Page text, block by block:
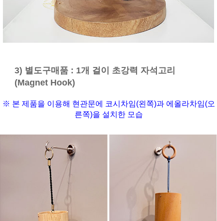
3) 별도구매품 : 1개 걸이 초강력 자석고리
(Magnet Hook)
※ 본 제품을 이용해 현관문에 코시차임(왼쪽)과 에올라차임(오
른쪽)을 설치한 모습